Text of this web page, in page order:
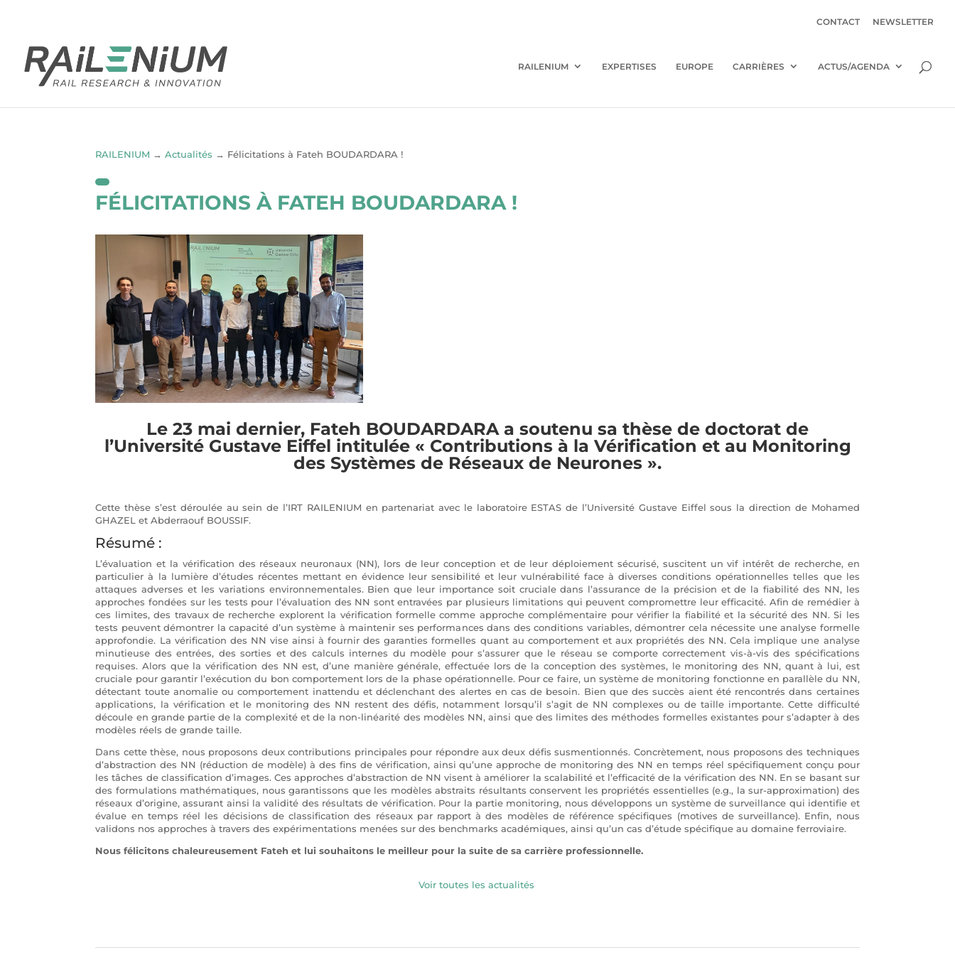
CONTACT NEWSLETTER
RAILENIUM EXPERTISES EUROPE CARRIÈRES ACTUS/AGENDA
RAILENIUM →Actualités → Félicitations à Fateh BOUDARDARA !
FÉLICITATIONS À FATEH BOUDARDARA !
Le 23 mai dernier, Fateh BOUDARDARA a soutenu sa thèse de doctorat de
l’Université Gustave Eiffel intitulée « Contributions à la Vérification et au Monitoring
des Systèmes de Réseaux de Neurones ».
Cette thèse s’est déroulée au sein de l’IRT RAILENIUM en partenariat avec le laboratoire ESTAS de l’Université Gustave Eiffel sous la direction de Mohamed
GHAZEL et Abderraouf BOUSSIF.
Résumé :
L’évaluation et la vérification des réseaux neuronaux (NN), lors de leur conception et de leur déploiement sécurisé, suscitent un vif intérêt de recherche, en
particulier à la lumière d’études récentes mettant en évidence leur sensibilité et leur vulnérabilité face à diverses conditions opérationnelles telles que les
attaques adverses et les variations environnementales. Bien que leur importance soit cruciale dans l’assurance de la précision et de la fiabilité des NN, les
approches fondées sur les tests pour l’évaluation des NN sont entravées par plusieurs limitations qui peuvent compromettre leur efficacité. Afin de remédier à
ces limites, des travaux de recherche explorent la vérification formelle comme approche complémentaire pour vérifier la fiabilité et la sécurité des NN. Si les
tests peuvent démontrer la capacité d’un système à maintenir ses performances dans des conditions variables, démontrer cela nécessite une analyse formelle
approfondie. La vérification des NN vise ainsi à fournir des garanties formelles quant au comportement et aux propriétés des NN. Cela implique une analyse
minutieuse des entrées, des sorties et des calculs internes du modèle pour s’assurer que le réseau se comporte correctement vis-à-vis des spécifications
requises. Alors que la vérification des NN est, d’une manière générale, effectuée lors de la conception des systèmes, le monitoring des NN, quant à lui, est
cruciale pour garantir l’exécution du bon comportement lors de la phase opérationnelle. Pour ce faire, un système de monitoring fonctionne en parallèle du NN,
détectant toute anomalie ou comportement inattendu et déclenchant des alertes en cas de besoin. Bien que des succès aient été rencontrés dans certaines
applications, la vérification et le monitoring des NN restent des défis, notamment lorsqu’il s’agit de NN complexes ou de taille importante. Cette difficulté
découle en grande partie de la complexité et de la non-linéarité des modèles NN, ainsi que des limites des méthodes formelles existantes pour s’adapter à des
modèles réels de grande taille.
Dans cette thèse, nous proposons deux contributions principales pour répondre aux deux défis susmentionnés. Concrètement, nous proposons des techniques
d’abstraction des NN (réduction de modèle) à des fins de vérification, ainsi qu’une approche de monitoring des NN en temps réel spécifiquement conçu pour
les tâches de classification d’images. Ces approches d’abstraction de NN visent à améliorer la scalabilité et l’efficacité de la vérification des NN. En se basant sur
des formulations mathématiques, nous garantissons que les modèles abstraits résultants conservent les propriétés essentielles (e.g., la sur-approximation) des
réseaux d’origine, assurant ainsi la validité des résultats de vérification. Pour la partie monitoring, nous développons un système de surveillance qui identifie et
évalue en temps réel les décisions de classification des réseaux par rapport à des modèles de référence spécifiques (motives de surveillance). Enfin, nous
validons nos approches à travers des expérimentations menées sur des benchmarks académiques, ainsi qu’un cas d’étude spécifique au domaine ferroviaire.
Nous félicitons chaleureusement Fateh et lui souhaitons le meilleur pour la suite de sa carrière professionnelle.
Voir toutes les actualités